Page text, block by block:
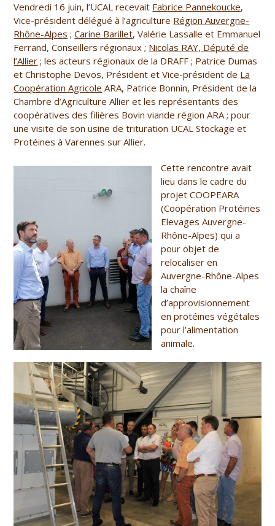
Vendredi 16 juin, l’UCAL recevait Fabrice Pannekoucke,
Vice-président délégué à l’agriculture Région Auvergne-
Rhône-Alpes ;Carine Barillet, Valérie Lassalle et Emmanuel
Ferrand, Conseillers régionaux ; Nicolas RAY, Député de
l’Allier ; les acteurs régionaux de la DRAFF ; Patrice Dumas
et Christophe Devos, Président et Vice-président de La
Coopération Agricole ARA, Patrice Bonnin, Président de la
Chambre d’Agriculture Allier et les représentants des
coopératives des filières Bovin viande région ARA ; pour
une visite de son usine de trituration UCAL Stockage et
Protéines à Varennes sur Allier.
Cette rencontre avait
lieu dans le cadre du
projet COOPEARA
(Coopération Protéines
Elevages Auvergne-
Rhône-Alpes) qui a
pour objet de
relocaliser en
Auvergne-Rhône-Alpes
la chaîne
d’approvisionnement
en protéines végétales
pour l’alimentation
animale.